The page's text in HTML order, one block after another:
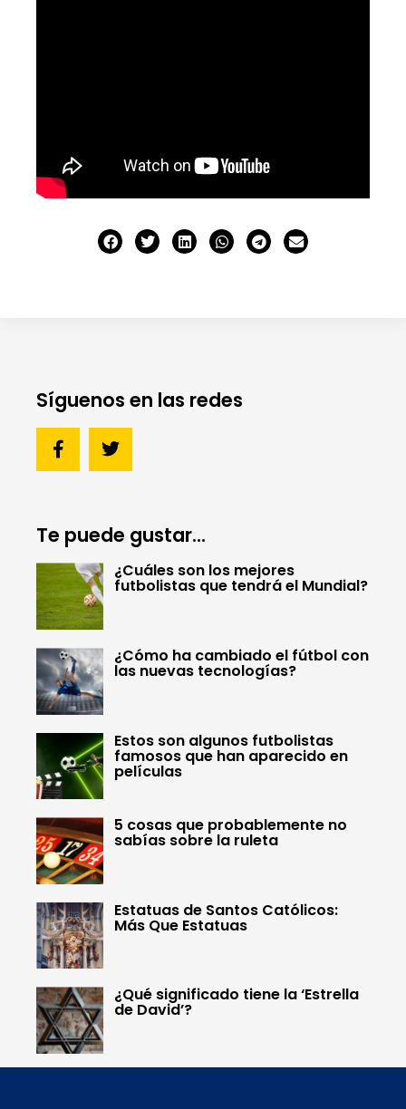
Síguenos en las redes
Te puede gustar...
¿Cuáles son los mejores
futbolistas que tendrá el Mundial?
¿Cómo ha cambiado el fútbol con
las nuevas tecnologías?
Estos son algunos futbolistas
famosos que han aparecido en
películas
5 cosas que probablemente no
sabías sobre la ruleta
Estatuas de Santos Católicos:
Más Que Estatuas
¿Qué significado tiene la ‘Estrella
de David’?